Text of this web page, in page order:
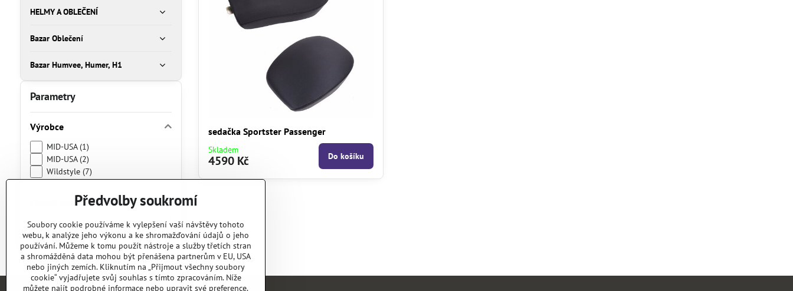
sedačka Sportster Passenger
Skladem
4590 Kč Do košíku
Parametry
Výrobce
MID-USA (1)
MID-USA (2)
Wildstyle (7)
Prohledat
výsledky
filtru
fulltextem
HELMY A OBLEČENÍ
Bazar Oblečení
Bazar Humvee, Humer, H1
Předvolby soukromí
Soubory cookie používáme k vylepšení vaší návštěvy tohoto
webu, k analýze jeho výkonu a ke shromažďování údajů o jeho
používání. Můžeme k tomu použít nástroje a služby třetích stran
a shromážděná data mohou být přenášena partnerům v EU, USA
nebo jiných zemích. Kliknutím na „Přijmout všechny soubory
cookie“ vyjadřujete svůj souhlas s tímto zpracováním. Níže
můžete najít podrobné informace nebo upravit své preference.